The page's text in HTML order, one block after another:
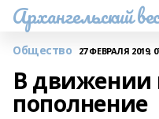
Архангельский
Общество 27 ФЕВРАЛЯ 2019,
В
пополнение